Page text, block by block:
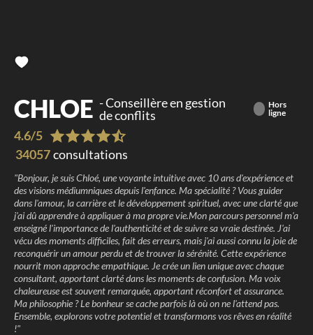
CHLOE -Conseillère en gestion
de conflits
Hors
ligne
4.6/5
34057consultations
"Bonjour, je suis Chloé, une voyante intuitive avec 10 ans d'expérience et
des visions médiumniques depuis l'enfance. Ma spécialité ? Vous guider
dans l'amour, la carrière et le développement spirituel, avec une clarté que
j'ai dû apprendre à appliquer à ma propre vie.Mon parcours personnel m'a
enseigné l'importance de l'authenticité et de suivre sa vraie destinée. J'ai
vécu des moments difficiles, fait des erreurs, mais j'ai aussi connu la joie de
reconquérir un amour perdu et de trouver la sérénité. Cette expérience
nourrit mon approche empathique. Je crée un lien unique avec chaque
consultant, apportant clarté dans les moments de confusion. Ma voix
chaleureuse est souvent remarquée, apportant réconfort et assurance.
Ma philosophie ? Le bonheur se cache parfois là où on ne l'attend pas.
Ensemble, explorons votre potentiel et transformons vos rêves en réalité
!"